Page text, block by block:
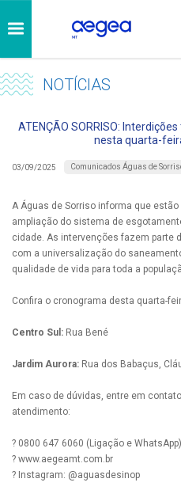
NOTÍCIAS
ATENÇÃO SORRISO:
nesta quarta-
03/09/2025 Comunicados Águas de
A Águas de Sorriso informa que
ampliação do sistema de
cidade. As intervenções fazem parte
com a universalização do
qualidade de vida para toda a
Confira o cronograma desta quarta-
Centro Sul: Rua Bené
Jardim Aurora: Rua dos Babaçus,
Em caso de dúvidas, entre em
atendimento:
? 0800 647 6060 (Ligação e WhatsApp)
? www.aegeamt.com.br
? Instagram: @aguasdesinop